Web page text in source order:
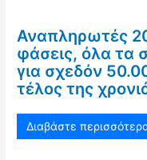
Αναπληρωτές
φάσεις, όλα τα
για σχεδόν
τέλος της
Διαβάστε